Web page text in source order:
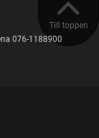
Till toppen
076-1188900